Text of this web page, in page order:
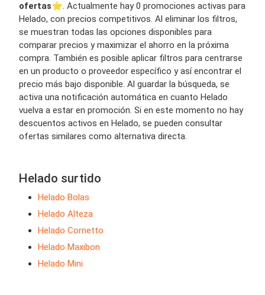
ofertas⭐️. Actualmente hay 0 promociones activas para
Helado, con precios competitivos. Al eliminar los filtros,
se muestran todas las opciones disponibles para
comparar precios y maximizar el ahorro en la próxima
compra. También es posible aplicar filtros para centrarse
en un producto o proveedor específico y así encontrar el
precio más bajo disponible. Al guardar la búsqueda, se
activa una notificación automática en cuanto Helado
vuelva a estar en promoción. Si en este momento no hay
descuentos activos en Helado, se pueden consultar
ofertas similares como alternativa directa.
Helado surtido
Helado Bolas
Helado Alteza
Helado Cornetto
Helado Maxibon
Helado Mini